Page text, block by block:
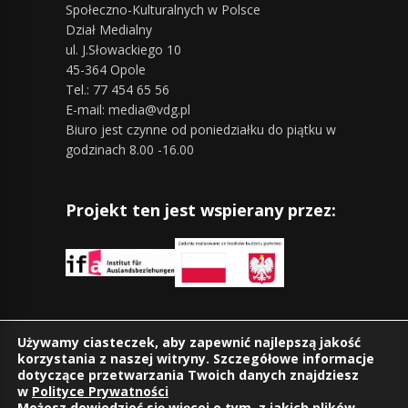
Społeczno-Kulturalnych w Polsce
Dział Medialny
ul. J.Słowackiego 10
45-364 Opole
Tel.: 77 454 65 56
E-mail: media@vdg.pl
Biuro jest czynne od poniedziałku do piątku w
godzinach 8.00 -16.00
Projekt ten jest wspierany przez:
Znajdziesz nas również na:
Używamy ciasteczek, aby zapewnić najlepszą jakość
korzystania z naszej witryny. Szczegółowe informacje
dotyczące przetwarzania Twoich danych znajdziesz
w Polityce Prywatności